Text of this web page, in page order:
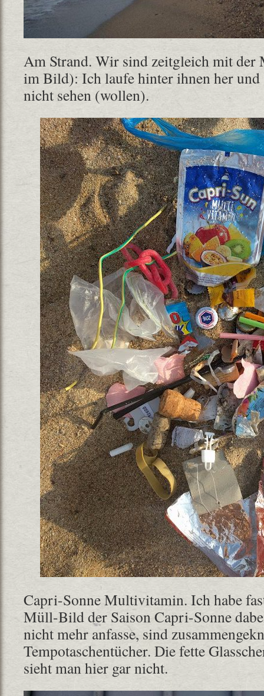
Am Strand. Wir sind zeitgleich mit der
im Bild): Ich laufe hinter ihnen her und
nicht sehen (wollen).
Capri-Sonne Multivitamin. Ich habe
Müll-Bild der Saison Capri-Sonne
nicht mehr anfasse, sind
Tempotaschentücher. Die fette
sieht man hier gar nicht.